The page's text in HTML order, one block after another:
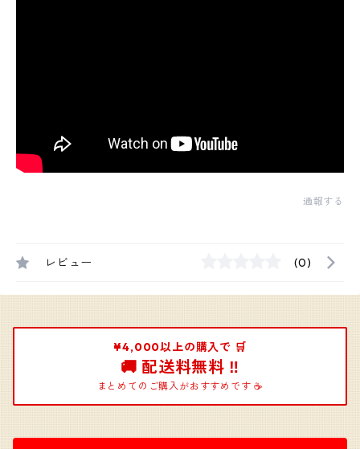
通報する
レビュー (0)
¥4,000以上の購入で 🛒
🚚 配送料無料 ‼️
まとめてのご購入がおすすめです ☕️